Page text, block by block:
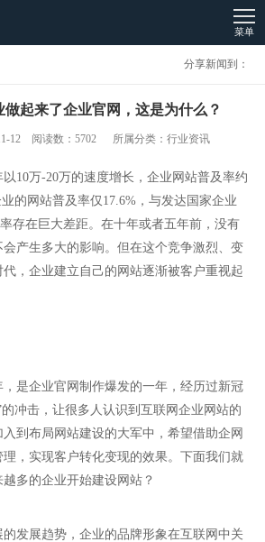
菜单
分享新闻到：
做起来了企业官网，这是为什么？
12 阅读数：5702 所属分类：行业资讯
10万-20万的速度增长，企业网站普及率约
的网站普及率仅17.6%，与发达国家企业
存在巨大差距。在十年或者五年前，没有
产生多大的影响。但在这个竞争激烈、变
，企业建立自己的网站逐渐被客户重视起
，是企业官网制作爆发的一年，经历过新冠
冲击，让很多人认识到互联网企业网站的
到布局网站建设的大军中，希望借助企网
，实现客户转化变现的效果。下面我们就
多的企业开始建设网站？
发展趋势，企业的品牌形象在互联网中关